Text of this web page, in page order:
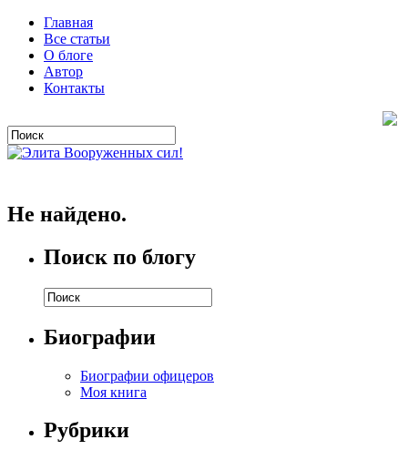
Главная
Все статьи
О блоге
Автор
Контакты
Не найдено.
Поиск по блогу
Биографии
Биографии офицеров
Моя книга
Рубрики